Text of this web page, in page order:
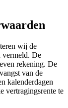
wij de
vermeld. De
rekening. De
van de
kalenderdagen
vertragingsrente te